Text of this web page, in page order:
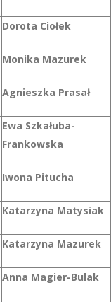
Dorota Ciołek
Monika Mazurek
Agnieszka Prasał
Ewa Szkałuba-
Frankowska
Iwona Pitucha
Katarzyna Matysiak
Katarzyna Mazurek
Anna Magier-Bulak